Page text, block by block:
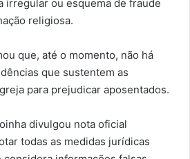
irregular ou esquema de fraude
religiosa.
que, até o momento, não há
que sustentem as
para prejudicar aposentados.
divulgou nota oficial
todas as medidas jurídicas